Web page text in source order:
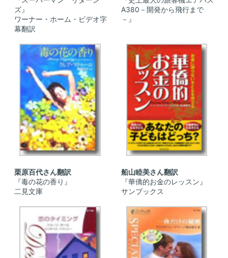
ズ』
ワーナー・ホーム・ビデオ字
幕翻訳
A380－開発から飛行まで
－』
栗原百代さん翻訳
『毒の花の香り』
二見文庫
船山睦美さん翻訳
『華僑的お金のレッスン』
サンブックス